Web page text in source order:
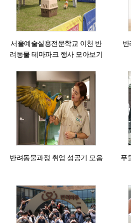
서울예술실용전문학교 이천 반
려동물 테마파크 행사 모아보기
반려동물과정 취업 성공기 모음 푸